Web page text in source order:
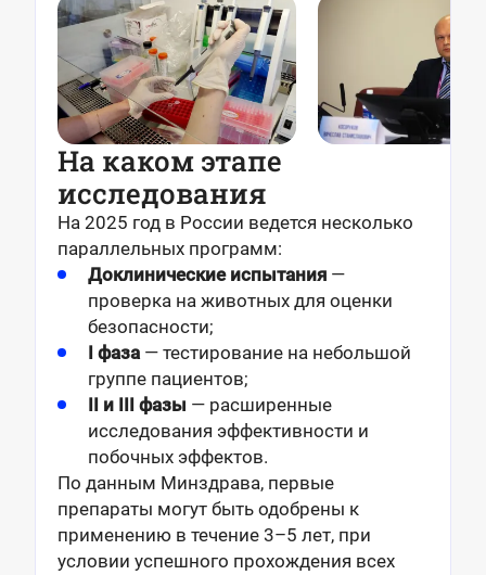
На каком этапе
исследования
На 2025 год в России ведется несколько
параллельных программ:
Доклинические испытания —
проверка на животных для оценки
безопасности;
I фаза— тестирование на небольшой
группе пациентов;
II и III фазы — расширенные
исследования эффективности и
побочных эффектов.
По данным Минздрава, первые
препараты могут быть одобрены к
применению в течение 3–5 лет, при
условии успешного прохождения всех